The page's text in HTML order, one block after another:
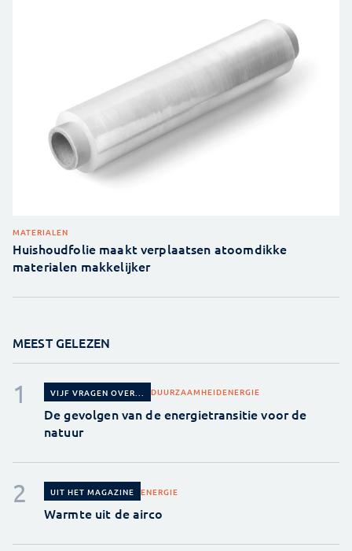
MATERIALEN
Huishoudfolie maakt verplaatsen atoomdikke
materialen makkelijker
MEEST GELEZEN
VIJF VRAGEN OVER... DUURZAAMHEIDENERGIE
De gevolgen van de energietransitie voor de
natuur
UIT HET MAGAZINE ENERGIE
Warmte uit de airco